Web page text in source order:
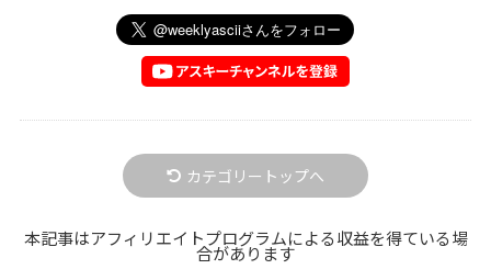
カテゴリートップへ
本記事はアフィリエイトプログラムによる収益を得ている場
合があります